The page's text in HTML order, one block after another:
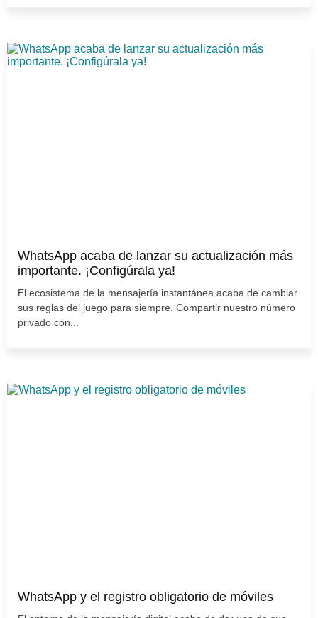
WhatsApp acaba de lanzar su actualización más
importante. ¡Configúrala ya!
El ecosistema de la mensajería instantánea acaba de cambiar
sus reglas del juego para siempre. Compartir nuestro número
privado con...
WhatsApp y el registro obligatorio de móviles